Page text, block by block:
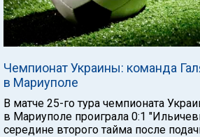
Чемпионат Украины: команда
в Мариуполе
В матче 25-го тура чемпионата
в Мариуполе проиграла 0:1
середине второго тайма после